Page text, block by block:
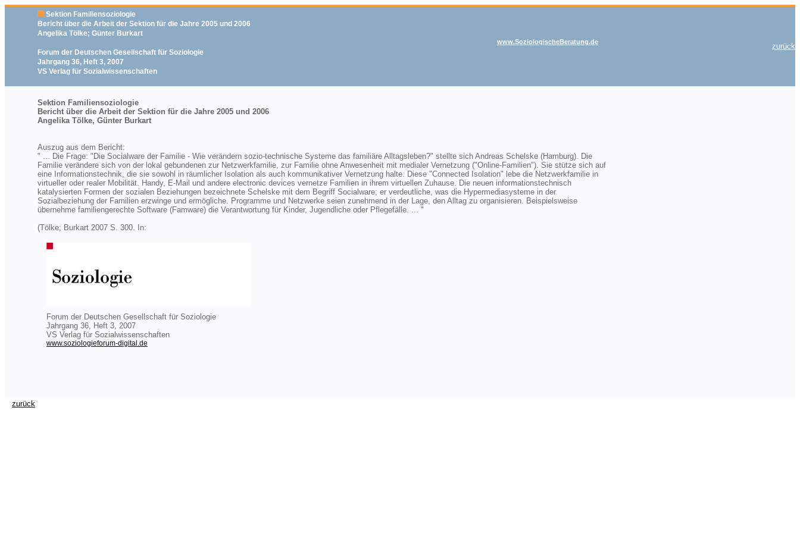
Sektion Familiensoziologie
Bericht über die Arbeit der Sektion für die Jahre 2005 und 2006
Angelika Tölke; Günter Burkart
Forum der Deutschen Gesellschaft für Soziologie
Jahrgang 36, Heft 3, 2007
VS Verlag für Sozialwissenschaften
www.SoziologischeBeratung.de zurück
Sektion Familiensoziologie
Bericht über die Arbeit der Sektion für die Jahre 2005 und 2006
Angelika Tölke, Günter Burkart
Auszug aus dem Bericht:
" ... Die Frage: "Die Socialware der Familie - Wie verändern sozio-technische Systeme das familiäre Alltagsleben?" stellte sich Andreas Schelske (Hamburg). Die
Familie verändere sich von der lokal gebundenen zur Netzwerkfamilie, zur Familie ohne Anwesenheit mit medialer Vernetzung ("Online-Familien"). Sie stütze sich auf
eine Informationstechnik, die sie sowohl in räumlicher Isolation als auch kommunikativer Vernetzung halte. Diese "Connected Isolation" lebe die Netzwerkfamilie in
virtueller oder realer Mobilität. Handy, E-Mail und andere electronic devices vernetze Familien in ihrem virtuellen Zuhause. Die neuen informationstechnisch
katalysierten Formen der sozialen Beziehungen bezeichnete Schelske mit dem Begriff Socialware; er verdeutliche, was die Hypermediasysteme in der
Sozialbeziehung der Familien erzwinge und ermögliche. Programme und Netzwerke seien zunehmend in der Lage, den Alltag zu organisieren. Beispielsweise
übernehme familiengerechte Software (Famware) die Verantwortung für Kinder, Jugendliche oder Pflegefälle. ... "
(Tölke; Burkart 2007 S. 300. In:
Forum der Deutschen Gesellschaft für Soziologie
Jahrgang 36, Heft 3, 2007
VS Verlag für Sozialwissenschaften
www.soziologieforum-digital.de
zurück